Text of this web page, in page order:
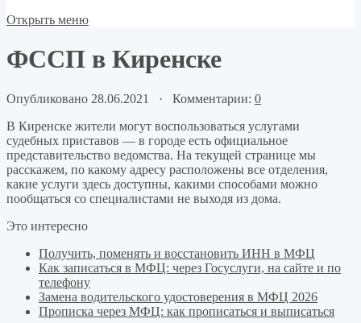
Открыть меню
ФССП в Киренске
Опубликовано 28.06.2021 · Комментарии: 0
В Киренске жители могут воспользоваться услугами
судебных приставов — в городе есть официальное
представительство ведомства. На текущей странице мы
расскажем, по какому адресу расположены все отделения,
какие услуги здесь доступны, какими способами можно
пообщаться со специалистами не выходя из дома.
Это интересно
Получить, поменять и восстановить ИНН в МФЦ
Как записаться в МФЦ: через Госуслуги, на сайте и по
телефону
Замена водительского удостоверения в МФЦ 2026
Прописка через МФЦ: как прописаться и выписаться